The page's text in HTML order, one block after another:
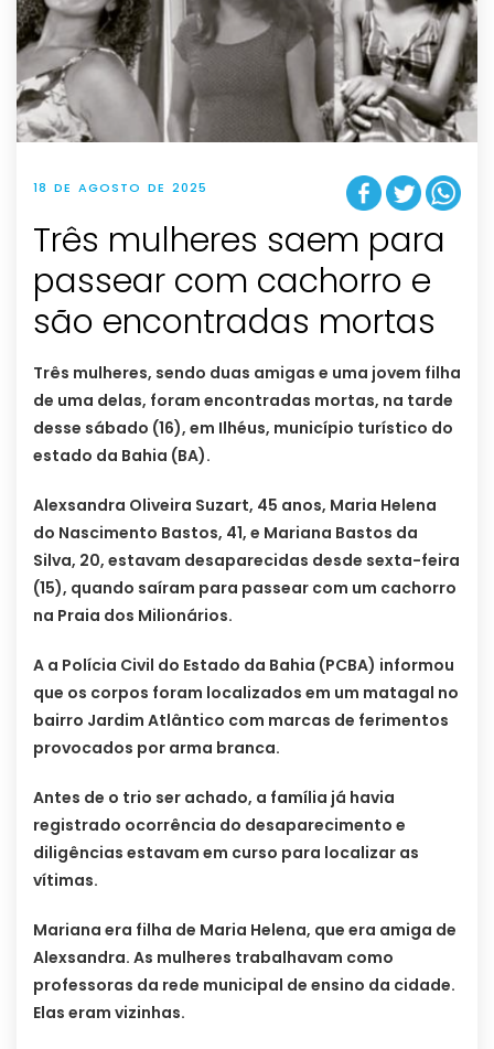
18 DE AGOSTO DE 2025
Três mulheres saem para
passear com cachorro e
são encontradas mortas
Três mulheres, sendo duas amigas e uma jovem filha
de uma delas, foram encontradas mortas, na tarde
desse sábado (16), em Ilhéus, município turístico do
estado da Bahia (BA).
Alexsandra Oliveira Suzart, 45 anos, Maria Helena
do Nascimento Bastos, 41, e Mariana Bastos da
Silva, 20, estavam desaparecidas desde sexta-feira
(15), quando saíram para passear com um cachorro
na Praia dos Milionários.
A a Polícia Civil do Estado da Bahia (PCBA) informou
que os corpos foram localizados em um matagal no
bairro Jardim Atlântico com marcas de ferimentos
provocados por arma branca.
Antes de o trio ser achado, a família já havia
registrado ocorrência do desaparecimento e
diligências estavam em curso para localizar as
vítimas.
Mariana era filha de Maria Helena, que era amiga de
Alexsandra. As mulheres trabalhavam como
professoras da rede municipal de ensino da cidade.
Elas eram vizinhas.